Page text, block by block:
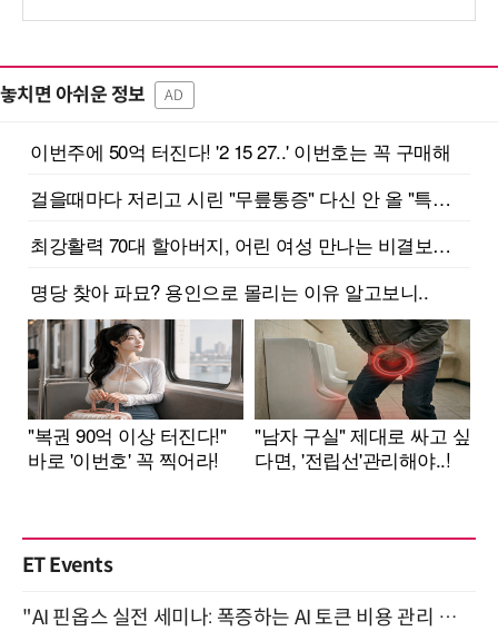
놓치면 아쉬운 정보 AD
ET Events
"AI 핀옵스 실전 세미나: 폭증하는 AI 토큰 비용 관리 전략" 8월 21일 개최